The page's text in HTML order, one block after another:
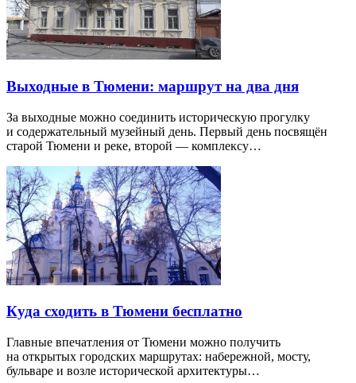
Выходные в Тюмени: маршрут на два дня
За выходные можно соединить историческую прогулку
и содержательный музейный день. Первый день посвящён
старой Тюмени и реке, второй — комплексу…
Куда сходить в Тюмени бесплатно
Главные впечатления от Тюмени можно получить
на открытых городских маршрутах: набережной, мосту,
бульваре и возле исторической архитектуры…